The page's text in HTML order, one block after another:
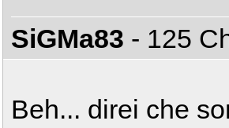
SiGMa83 - 125
Beh... direi che